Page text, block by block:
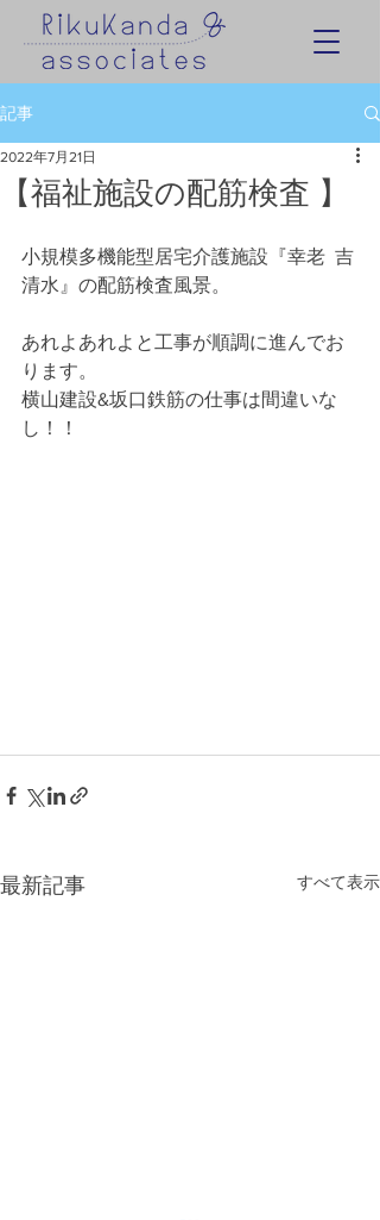
記事
【福祉施設の配筋検査 】
2022年7月21日
小規模多機能型居宅介護施設『幸老  吉
清水』の配筋検査風景。
あれよあれよと工事が順調に進んでお
ります。
横山建設&坂口鉄筋の仕事は間違いな
し！！
最新記事 すべて表示